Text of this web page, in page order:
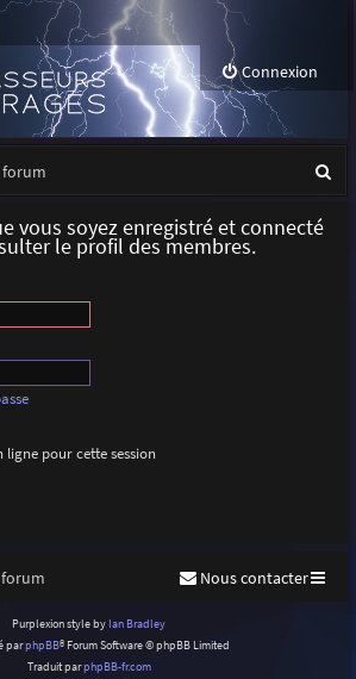
Connexion
forum
vous soyez enregistré et connecté
le profil des membres.
pour cette session
Nous contacter
Purplexion style by Ian Bradley
parphpBB® Forum Software © phpBB Limited
Traduit parphpBB-fr.com